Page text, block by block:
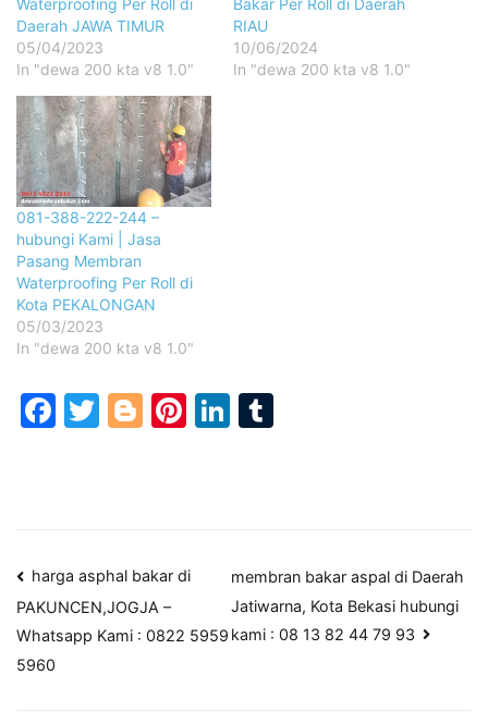
Daerah JAWA TIMUR
05/04/2023
In "dewa 200 kta v8 1.0"
RIAU
10/06/2024
In "dewa 200 kta v8 1.0"
081-388-222-244 –
hubungi Kami | Jasa
Pasang Membran
Waterproofing Per Roll di
Kota PEKALONGAN
05/03/2023
In "dewa 200 kta v8 1.0"
Facebook
Twitter
Blogger
Pinterest
LinkedIn
Post
navigation
harga asphal bakar di
PAKUNCEN,JOGJA –
Whatsapp Kami : 0822 5959
5960
membran bakar aspal di Daerah
Jatiwarna, Kota Bekasi hubungi
kami : 08 13 82 44 79 93